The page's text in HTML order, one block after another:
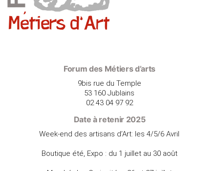
Forum des Métiers d’arts
9bis rue du Temple
53 160 Jublains
02 43 04 97 92
Date à retenir 2025
Week-end des artisans d’Art: les 4/5/6 Avril
Boutique été, Expo : du 1 juillet au 30 août